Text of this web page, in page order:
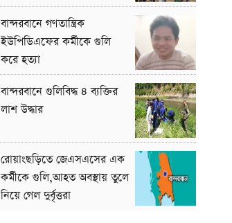
বান্দরবানে গণতান্ত্রিক
ইউপিডিএফের কর্মীকে গুলি
করে হত্যা
বান্দরবানে গুলিবিদ্ধ ৪ ব্যক্তির
লাশ উদ্ধার
রোয়াংছড়িতে জেএসএসের এক
কর্মীকে গুলি,আহত অবস্থায় তুলে
নিয়ে গেল দুর্বৃত্তরা